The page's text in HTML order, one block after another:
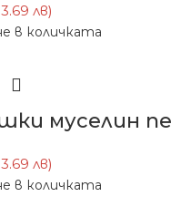
лв)
в количката
муселин
лв)
в количката